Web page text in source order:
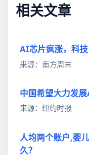
相关文章
AI芯片疯涨，科
来源：南方周末
中国希望大力发
来源：纽约时报
人均两个账户,婴
久？